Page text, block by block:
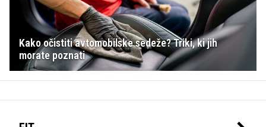
Kako očistiti avtomobilske sedeže? Triki, ki jih
morate poznati